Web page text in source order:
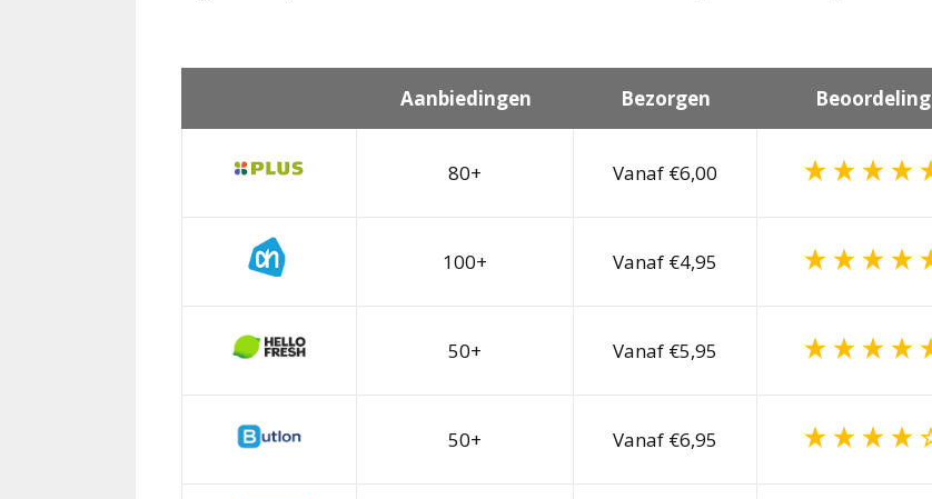
Aanbiedingen Bezorgen Beoordeling
80+ Vanaf €6,00
100+ Vanaf €4,95
50+ Vanaf €5,95
50+ Vanaf €6,95